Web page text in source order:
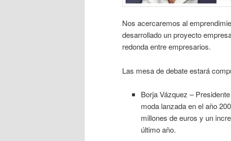
Nos acercaremos al
desarrollado un proyecto
redonda entre empresarios.
Las mesa de debate estará
Borja Vázquez –
moda lanzada en el año
millones de euros y un
último año.